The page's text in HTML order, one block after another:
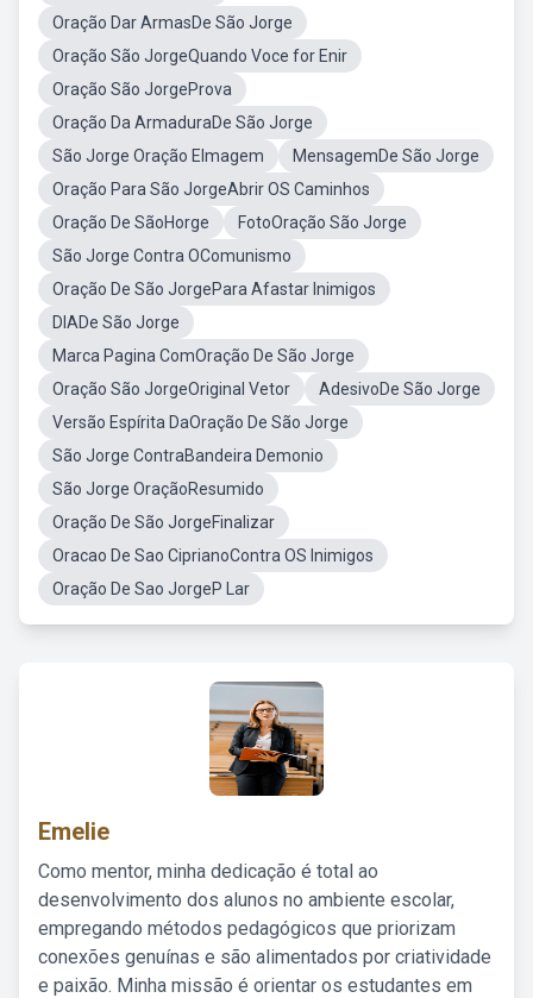
Oração Dar ArmasDe São Jorge
Oração São JorgeQuando Voce for Enir
Oração São JorgeProva
Oração Da ArmaduraDe São Jorge
São Jorge Oração EImagem
MensagemDe São Jorge
Oração Para São JorgeAbrir OS Caminhos
Oração De SãoHorge
FotoOração São Jorge
São Jorge Contra OComunismo
Oração De São JorgePara Afastar Inimigos
DIADe São Jorge
Marca Pagina ComOração De São Jorge
Oração São JorgeOriginal Vetor
AdesivoDe São Jorge
Versão Espírita DaOração De São Jorge
São Jorge ContraBandeira Demonio
São Jorge OraçãoResumido
Oração De São JorgeFinalizar
Oracao De Sao CiprianoContra OS Inimigos
Oração De Sao JorgeP Lar
Emelie
Como mentor, minha dedicação é total ao
desenvolvimento dos alunos no ambiente escolar,
empregando métodos pedagógicos que priorizam
conexões genuínas e são alimentados por criatividade
e paixão. Minha missão é orientar os estudantes em